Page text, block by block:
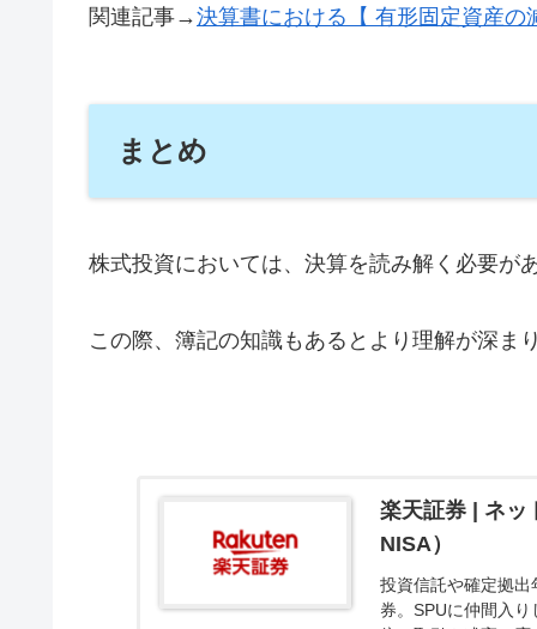
関連記事→決算書における【 有形固定資産
まとめ
株式投資においては、決算を読み解く必要が
この際、簿記の知識もあるとより理解が深ま
楽天証券 | ネッ
NISA）
投資信託や確定拠
券。SPUに仲間入